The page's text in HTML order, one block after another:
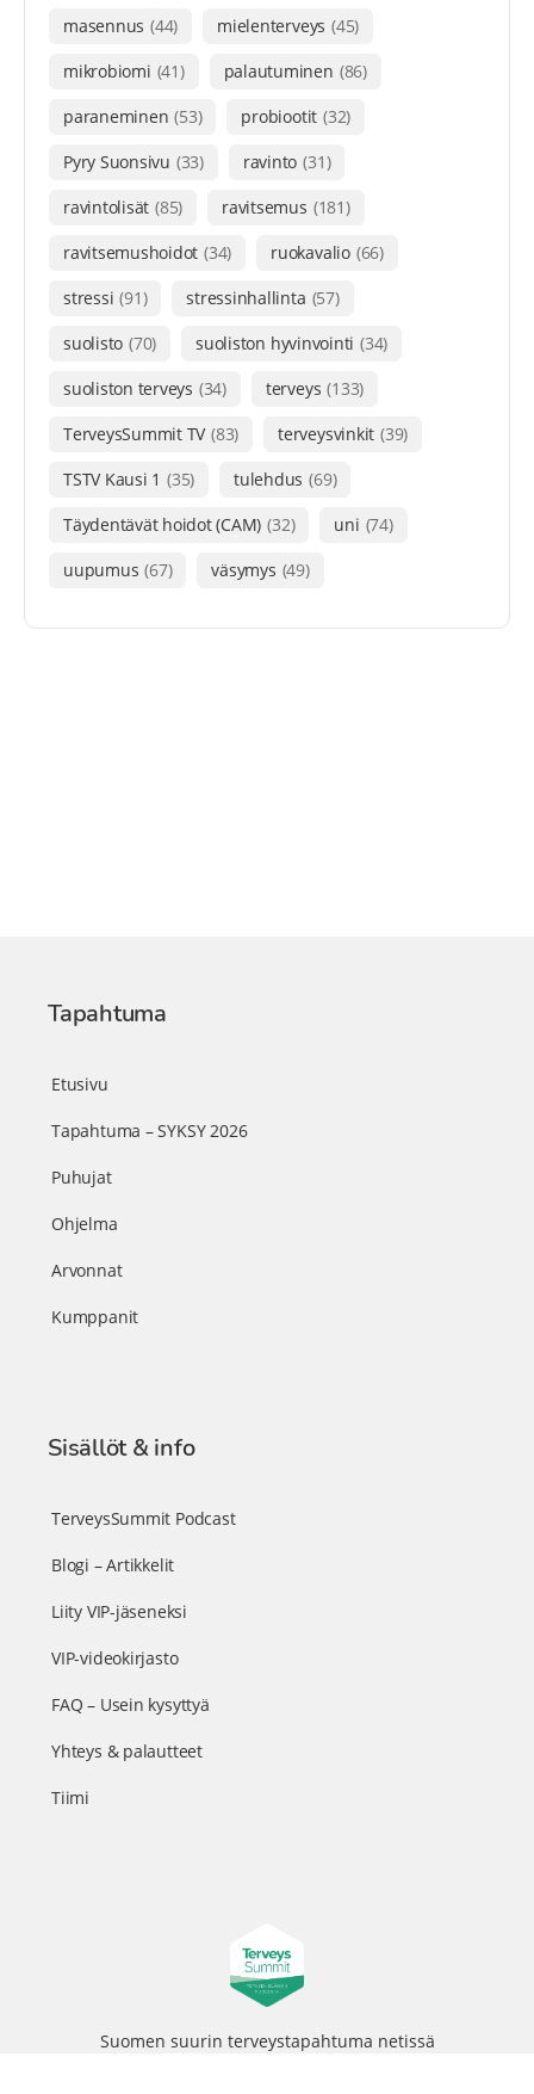
masennus (44) mielenterveys (45)
mikrobiomi (41) palautuminen (86)
paraneminen (53) probiootit (32)
Pyry Suonsivu (33) ravinto (31)
ravintolisät (85) ravitsemus (181)
ravitsemushoidot (34) ruokavalio (66)
stressi (91) stressinhallinta (57)
suolisto (70) suoliston hyvinvointi (34)
suoliston terveys (34) terveys (133)
TerveysSummit TV (83) terveysvinkit (39)
TSTV Kausi 1 (35) tulehdus (69)
Täydentävät hoidot (CAM) (32) uni (74)
uupumus (67) väsymys (49)
Tapahtuma
Etusivu
Tapahtuma – SYKSY 2026
Puhujat
Ohjelma
Arvonnat
Kumppanit
Sisällöt & info
TerveysSummit Podcast
Blogi – Artikkelit
Liity VIP-jäseneksi
VIP-videokirjasto
FAQ – Usein kysyttyä
Yhteys & palautteet
Tiimi
Suomen suurin terveystapahtuma netissä